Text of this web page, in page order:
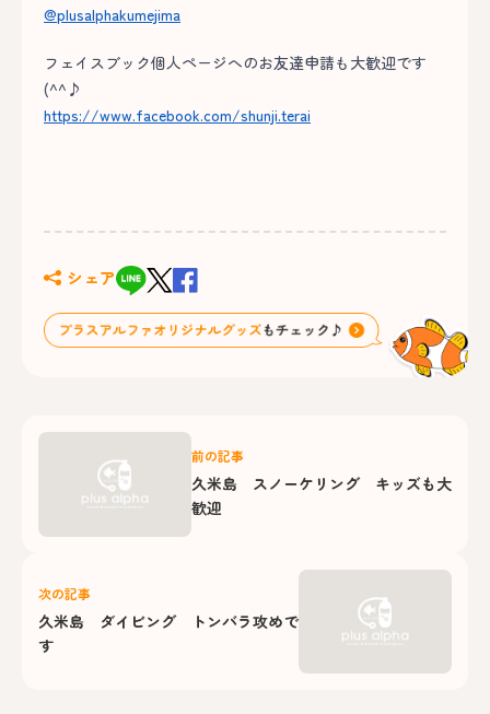
@plusalphakumejima
フェイスブック個人ページへのお友達申請も大歓迎です
(^^♪
https://www.facebook.com/shunji.terai
シェア
前の記事
久米島 スノーケリング キッズも大
歓迎
次の記事
久米島 ダイビング トンバラ攻めで
す